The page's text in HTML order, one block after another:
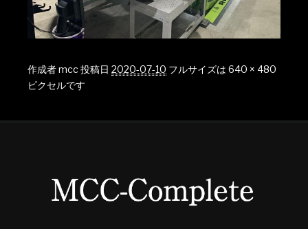
作成者mcc投稿日 2020-07-10 フルサイズは 640 × 480
ピクセルです